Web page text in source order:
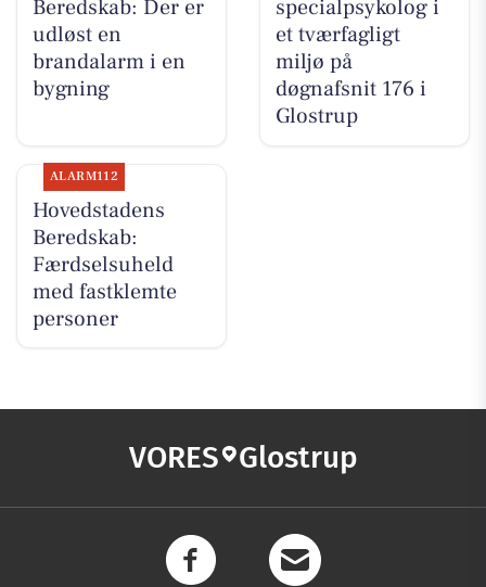
Beredskab: Der er
udløst en
brandalarm i en
bygning
specialpsykolog i
et tværfagligt
miljø på
døgnafsnit 176 i
Glostrup
ALARM112
Hovedstadens
Beredskab:
Færdselsuheld
med fastklemte
personer
VORES Glostrup